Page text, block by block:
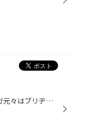
ニッサン フーガのタイヤ交換アライメント作業です。 こちらのフーガ元々はブリヂストンの純正タイヤ「ER３３」というタイヤが装着されていました。 装着されていたER33、流石に１０年選手なので、ひび割れや磨耗で寿命を迎えておりました。 フーガのオーナー様の乗り方・お好みをお聞かせ頂いたと...